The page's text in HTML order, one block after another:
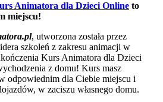
Animatora dla Dzieci Online to
miejscu!
, utworzona została przez
szkoleń z zakresu animacji w
Kurs Animatora dla Dzieci
z domu! Kurs masz
odpowiednim dla Ciebie miejscu i
w zaciszu własnego domu.